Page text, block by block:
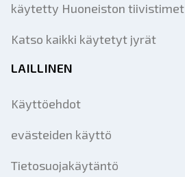
käytetty Huoneiston tiivistimet
Katso kaikki käytetyt jyrät
LAILLINEN
Käyttöehdot
evästeiden käyttö
Tietosuojakäytäntö